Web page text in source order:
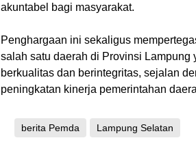
akuntabel bagi masyarakat.
Penghargaan ini sekaligus
salah satu daerah di Provinsi
berkualitas dan berintegritas, sejalan
peningkatan kinerja pemerintahan
berita Pemda Lampung Selatan